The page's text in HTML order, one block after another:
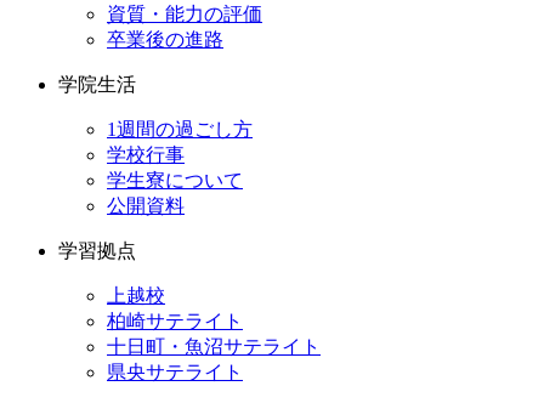
資質・能力の評価
卒業後の進路
学院生活
1週間の過ごし方
学校行事
学生寮について
公開資料
学習拠点
上越校
柏崎サテライト
十日町・魚沼サテライト
県央サテライト